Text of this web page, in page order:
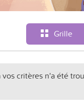
Grille
critères n'a été